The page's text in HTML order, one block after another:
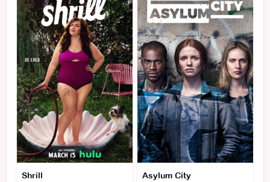
Shrill Asylum City